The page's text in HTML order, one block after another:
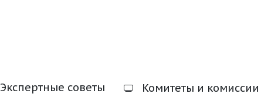
Экспертные советы Комитеты и комиссии